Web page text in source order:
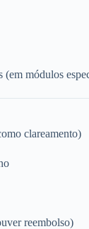
(em módulos
clareamento)
reembolso)